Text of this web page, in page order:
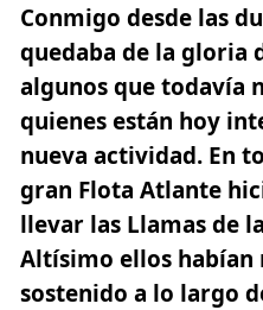
Conmigo desde las
quedaba de la gloria
algunos que todavía
quienes están hoy
nueva actividad. En
gran Flota Atlante
llevar las Llamas de
Altísimo ellos habían
sostenido a lo largo